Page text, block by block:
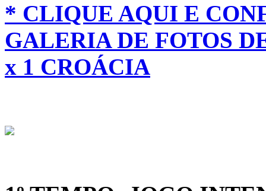
* CLIQUE AQUI E
GALERIA DE FOTOS
x 1 CROÁCIA